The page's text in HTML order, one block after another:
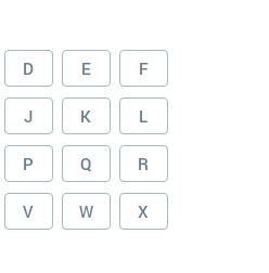
D E F
J K L
P Q R
V W X